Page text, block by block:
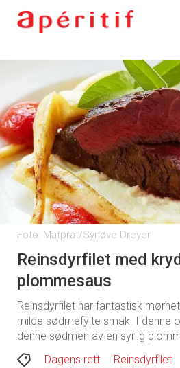
Foto: Matprat/Synøve Dreyer
Reinsdyrfilet med
plommesaus
Reinsdyrfilet har fantastisk
milde sødmefylte smak. I denne
denne sødmen av en syrlig
Dagens rett
Reinsdyrfilet